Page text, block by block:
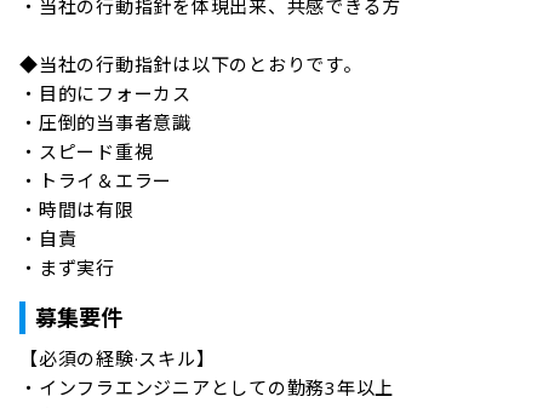
・当社の行動指針を体現出来、共感できる方
◆当社の行動指針は以下のとおりです。
・目的にフォーカス
・圧倒的当事者意識
・スピード重視
・トライ＆エラー
・時間は有限
・自責
・まず実行
募集要件
【必須の経験·スキル】
・インフラエンジニアとしての勤務3年以上